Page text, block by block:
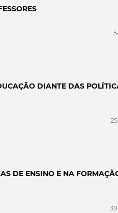
DIANTE DAS
DE ENSINO E NA